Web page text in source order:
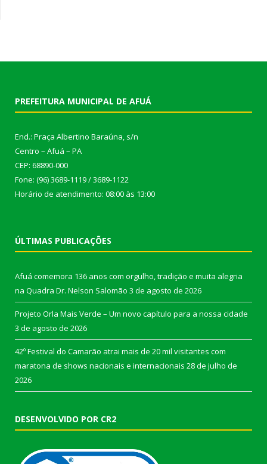
PREFEITURA MUNICIPAL DE AFUÁ
End.: Praça Albertino Baraúna, s/n
Centro – Afuá – PA
CEP: 68890-000
Fone: (96) 3689-1119 / 3689-1122
Horário de atendimento: 08:00 às 13:00
ÚLTIMAS PUBLICAÇÕES
Afuá comemora 136 anos com orgulho, tradição e muita alegria
na Quadra Dr. Nelson Salomão 3 de agosto de 2026
Projeto Orla Mais Verde – Um novo capítulo para a nossa cidade
3 de agosto de 2026
42º Festival do Camarão atrai mais de 20 mil visitantes com
maratona de shows nacionais e internacionais 28 de julho de
2026
DESENVOLVIDO POR CR2